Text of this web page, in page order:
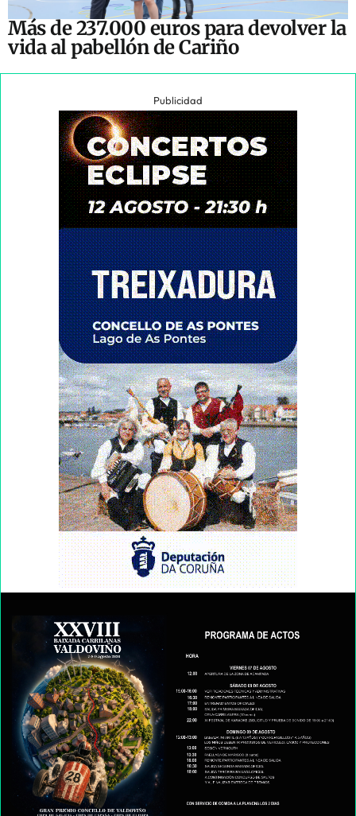
Más de 237.000 euros para devolver la
vida al pabellón de Cariño
Publicidad